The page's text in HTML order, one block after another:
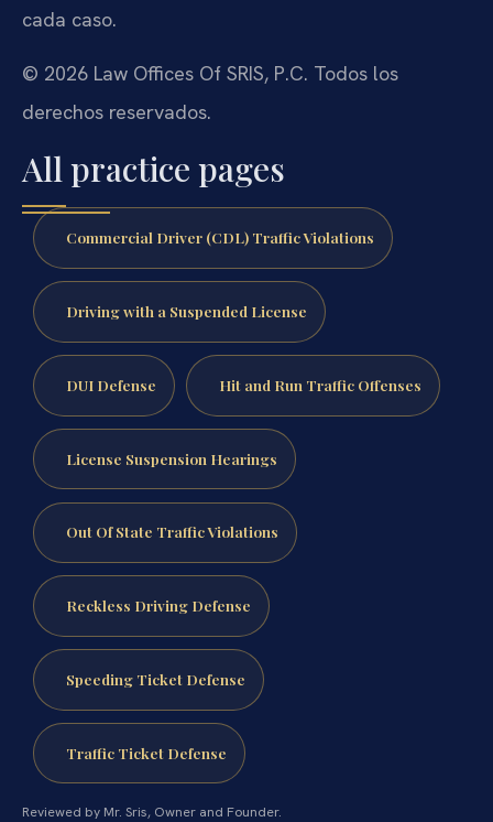
cada caso.
© 2026 Law Offices Of SRIS, P.C. Todos los
derechos reservados.
All practice pages
Commercial Driver (CDL) Traffic Violations
Driving with a Suspended License
DUI Defense Hit and Run Traffic Offenses
License Suspension Hearings
Out Of State Traffic Violations
Reckless Driving Defense
Speeding Ticket Defense
Traffic Ticket Defense
Reviewed by Mr. Sris, Owner and Founder.